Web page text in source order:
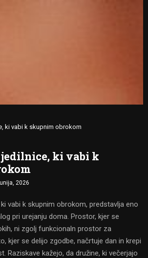
ki vabi k skupnim obrokom
ki vabi k
2026
vabi k skupnim obrokom, predstavlja eno
pri urejanju doma. Prostor, kjer se
ni zgolj funkcionaln prostor za
kjer se delijo zgodbe, načrtuje dan in krepi
Raziskave kažejo, da družine, ki večerjajo